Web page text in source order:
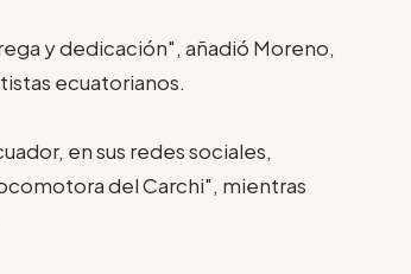
y dedicación", añadió Moreno,
ecuatorianos.
en sus redes sociales,
del Carchi", mientras